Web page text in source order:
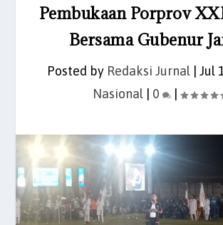
Pembukaan Porprov
Bersama Gubenur
Posted by Redaksi Jurnal Jul
Nasional| 0 |